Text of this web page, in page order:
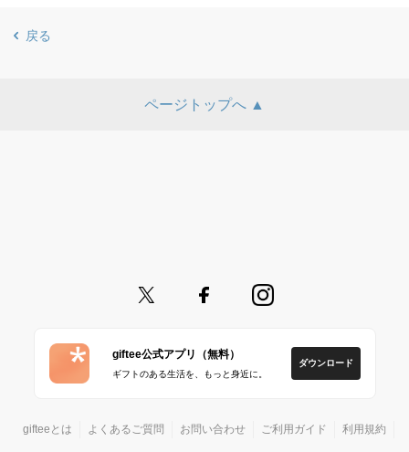
戻る
ページトップへ ▲
giftee公式アプリ（無料）
ギフトのある生活を、もっと身近に。
ダウンロード
gifteeとは よくあるご質問 お問い合わせ ご利用ガイド 利用規約